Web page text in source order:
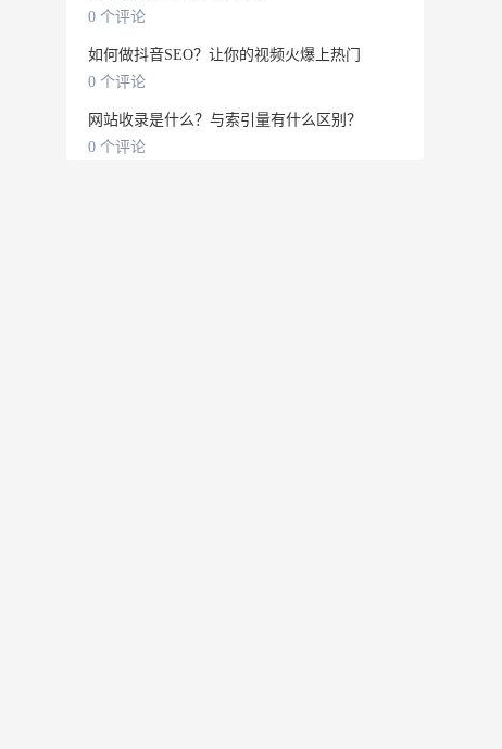
0 个评论
如何做抖音SEO？让你的视频火爆上热门
0 个评论
网站收录是什么？与索引量有什么区别？
0 个评论